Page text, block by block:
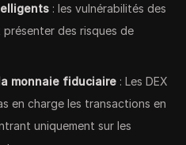
: les vulnérabilités des
des risques de
monnaie fiduciaire : Les DEX
en charge les transactions en
uniquement sur les